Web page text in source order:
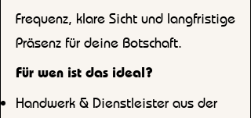
Frequenz, klare Sicht und langfristige
Präsenz für deine Botschaft.
Für wen ist das ideal?
Handwerk & Dienstleister aus der